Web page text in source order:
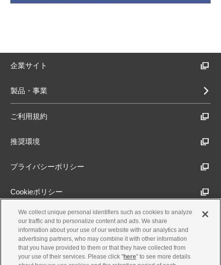
企業サイト
製品・事業
ご利用規約
推奨環境
プライバシーポリシー
Cookieポリシー
アクセシビリティ方針
古物営業法に基づく表示
We collect unique personal identifiers such as cookies to analyze
our traffic and to personalize content and ads. We share
information about your use of our website with our analytics and
advertising partners, who may combine it with other information
that you have provided to them or that they have collected from
your use of their services. Please click "here" to see more details